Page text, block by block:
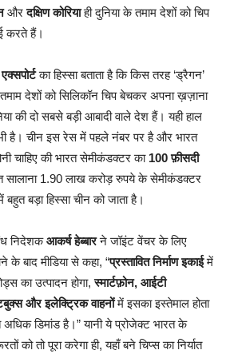
औरदक्षिण कोरियाही दुनिया के तमाम देशों को चिप
करते हैं।
का हिस्सा बताता है कि किस तरह ‘ड्रैगन’
देशों को सिलिकॉन चिप बेचकर अपना ख़ज़ाना
की दो सबसे बड़ी आबादी वाले देश हैं। यही हाल
है। चीन इस रेस में पहले नंबर पर है और भारत
चाहिए की भारत सेमीकंडक्टर का 100 फ़ीसदी
सालाना 1.90 लाख करोड़ रुपये के सेमीकंडक्टर
बड़ा हिस्सा चीन को जाता है।
निदेशकआकर्ष हेब्बारने जॉइंट वेंचर के लिए
के बाद मीडिया से कहा, “प्रस्तावित निर्माण इकाईमें
का उत्पादन होगा,स्मार्टफ़ोन, आईटी
और इलेक्ट्रिक वाहनोंमें इसका इस्तेमाल होता
डिमांड है।” यानी ये प्रोजेक्ट भारत के
को तो पूरा करेगा ही, यहाँ बने चिप्स का निर्यात